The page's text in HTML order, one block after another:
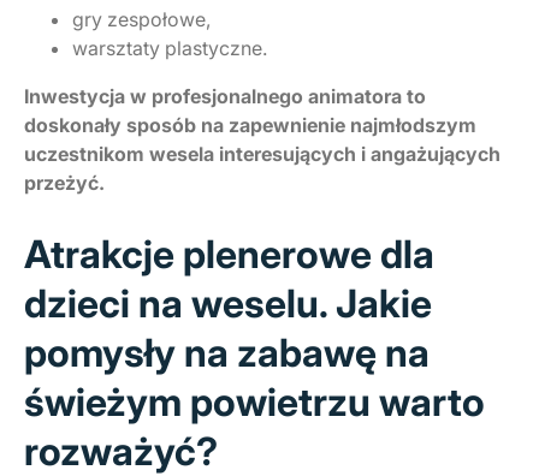
gry zespołowe,
warsztaty plastyczne.
Inwestycja w profesjonalnego animatora to
doskonały sposób na zapewnienie najmłodszym
uczestnikom wesela interesujących i angażujących
przeżyć.
Atrakcje plenerowe dla
dzieci na weselu. Jakie
pomysły na zabawę na
świeżym powietrzu warto
rozważyć?